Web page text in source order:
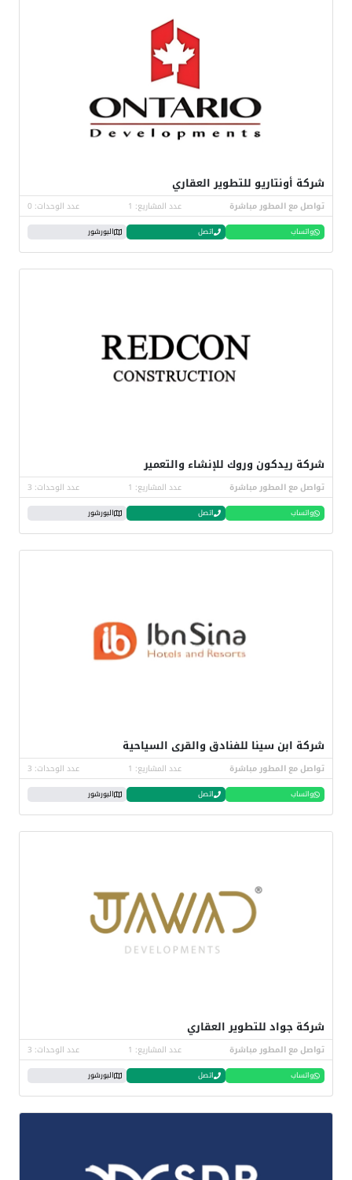
شركة أونتاريو للتطوير العقاري
تواصل مع المطور مباشرة عدد المشاريع: 1 عدد الوحدات: 0
واتساب اتصل البورشور
شركة ريدكون وروك للإنشاء والتعمير
تواصل مع المطور مباشرة عدد المشاريع: 1 عدد الوحدات: 3
واتساب اتصل البورشور
شركة ابن سينا للفنادق والقرى السياحية
تواصل مع المطور مباشرة عدد المشاريع: 1 عدد الوحدات: 3
واتساب اتصل البورشور
شركة جواد للتطوير العقاري
تواصل مع المطور مباشرة عدد المشاريع: 1 عدد الوحدات: 3
واتساب اتصل البورشور